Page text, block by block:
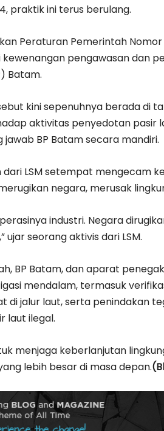
praktik ini terus berulang.
Peraturan Pemerintah Nomor
pengawasan dan
Batam.
kini sepenuhnya berada di
aktivitas penyedotan pasir
jawab BP Batam secara mandiri.
dari LSM setempat mengecam
negara, merusak
industri. Negara
ujar seorang aktivis dari LSM.
BP Batam, dan aparat
mendalam, termasuk
di jalur laut, serta penindakan
laut ilegal.
menjaga keberlanjutan
lebih besar di masa depan.